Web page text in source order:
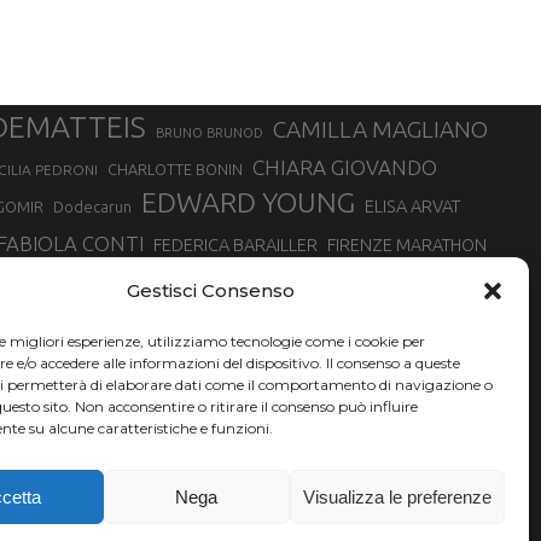
Gestisci Consenso
migliori esperienze, utilizziamo tecnologie come i cookie per
e/o accedere alle informazioni del dispositivo. Il consenso a queste
permetterà di elaborare dati come il comportamento di navigazione o
sito. Non acconsentire o ritirare il consenso può influire
su alcune caratteristiche e funzioni.
Nega Visualizza le preferenze
BRUNO BRUNOD CAMILLA MAGLIANO
PEDRONI CHARLOTTE BONIN CHIARA GIOVANDO
Dodecarun EDWARD YOUNG ELISA ARVAT
FABIOLA CONTI FEDERICA BARAILLER FIRENZE MARATHON
GIOVANNA EPIS GIULIANO CAVALLO
DI TORINO MARATONINA MARCELLA BELLETTI MARCO OLMO
MONVISO VERTICAL RACE NADIA BATTOCLETTI
BONALDI SILVIA RAMPAZZO
CHEVRIER YEMAN CRIPPA